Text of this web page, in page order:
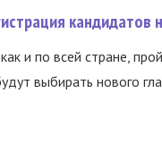
кандидатов
и по всей стране,
выбирать нового